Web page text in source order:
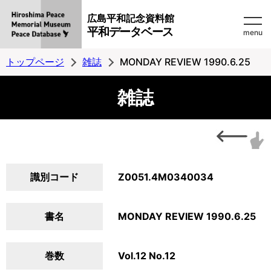
広島平和記念資料館
平和データベース menu
トップページ 雑誌 MONDAY REVIEW 1990.6.25
雑誌
識別コード Z0051.4M0340034
書名 MONDAY REVIEW 1990.6.25
巻数 Vol.12 No.12